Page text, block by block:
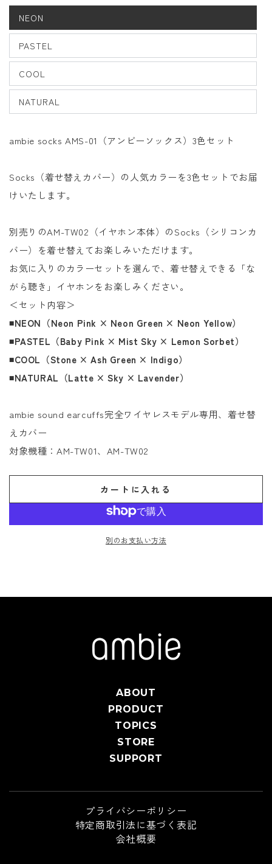
NEON
PASTEL
COOL
NATURAL
ambie socks AMS-01（アンビーソックス）3色セット
Socks （着せ替えカバー）の人気カラーを3色セットでお届
けいたします。
別売りのAM-TW02（イヤホン本体）のSocks（シリコンカ
バー）を着せ替えてお楽しみいただけます。
お気に入りのカラーセットを選んで、着せ替えできる「な
がら聴き」イヤホンをお楽しみください。
＜セット内容＞
◾️NEON（Neon Pink × Neon Green × Neon Yellow）
◾️PASTEL（Baby Pink × Mist Sky × Lemon Sorbet）
◾️COOL（Stone × Ash Green × Indigo）
◾️NATURAL（Latte × Sky × Lavender）
ambie sound earcuffs完全ワイヤレスモデル専用、着せ替
えカバー
対象機種：AM-TW01、AM-TW02
カートに入れる
別のお支払い方法
ABOUT
PRODUCT
TOPICS
STORE
SUPPORT
プライバシーポリシー
特定商取引法に基づく表記
会社概要